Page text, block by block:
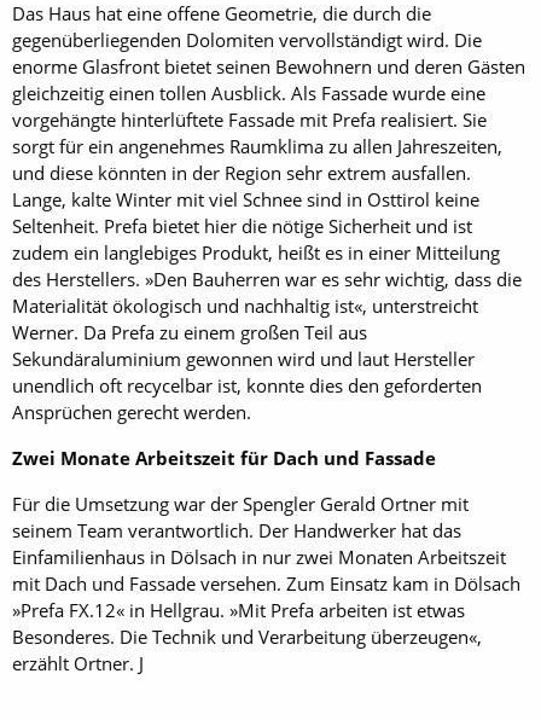
Das Haus hat eine offene Geometrie, die durch die
gegenüberliegenden Dolomiten vervollständigt wird. Die
enorme Glasfront bietet seinen Bewohnern und deren Gästen
gleichzeitig einen tollen Ausblick. Als Fassade wurde eine
vorgehängte hinterlüftete Fassade mit Prefa realisiert. Sie
sorgt für ein angenehmes Raumklima zu allen Jahreszeiten,
und diese könnten in der Region sehr extrem ausfallen.
Lange, kalte Winter mit viel Schnee sind in Osttirol keine
Seltenheit. Prefa bietet hier die nötige Sicherheit und ist
zudem ein langlebiges Produkt, heißt es in einer Mitteilung
des Herstellers. »Den Bauherren war es sehr wichtig, dass die
Materialität ökologisch und nachhaltig ist«, unterstreicht
Werner. Da Prefa zu einem großen Teil aus
Sekundäraluminium gewonnen wird und laut Hersteller
unendlich oft recycelbar ist, konnte dies den geforderten
Ansprüchen gerecht werden.
Zwei Monate Arbeitszeit für Dach und Fassade
Für die Umsetzung war der Spengler Gerald Ortner mit
seinem Team verantwortlich. Der Handwerker hat das
Einfamilienhaus in Dölsach in nur zwei Monaten Arbeitszeit
mit Dach und Fassade versehen. Zum Einsatz kam in Dölsach
­»Prefa FX.12« in Hellgrau. »Mit Prefa arbeiten ist etwas
Besonderes. Die Technik und Verarbeitung überzeugen«,
erzählt Ortner. J